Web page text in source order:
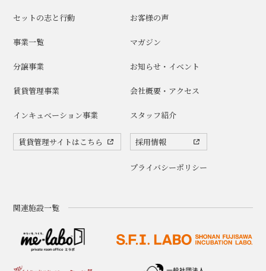
セットの志と行動
事業一覧
分譲事業
賃貸管理事業
インキュベーション事業
賃貸管理サイトはこちら
お客様の声
マガジン
お知らせ・イベント
会社概要・アクセス
スタッフ紹介
採用情報
プライバシーポリシー
関連施設一覧